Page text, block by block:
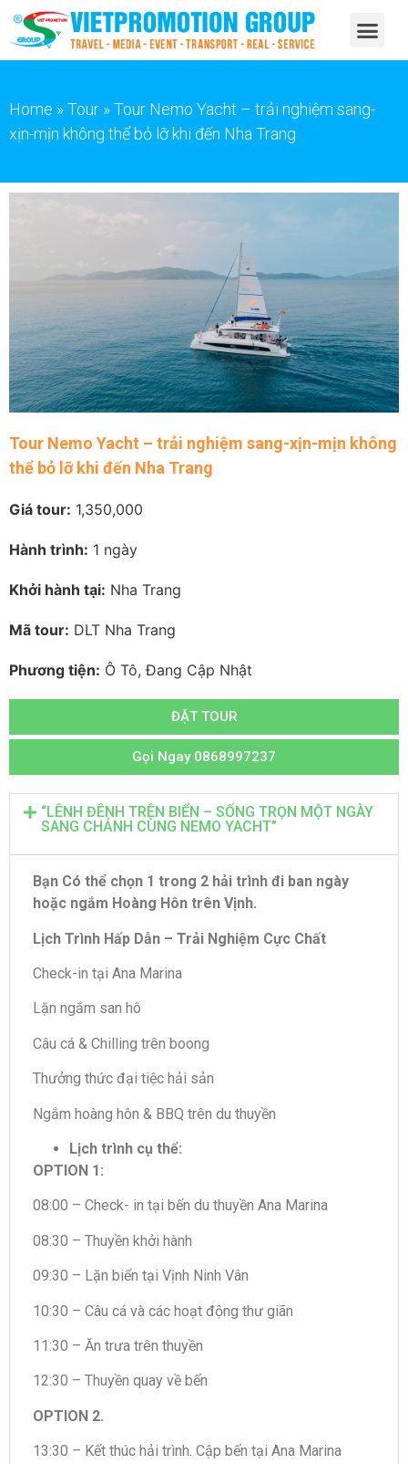
Home »Tour »Tour Nemo Yacht – trải nghiệm sang-
xịn-mịn không thể bỏ lỡ khi đến Nha Trang
Tour Nemo Yacht – trải nghiệm sang-xịn-mịn không
thể bỏ lỡ khi đến Nha Trang
Giá tour: 1,350,000
Hành trình: 1 ngày
Khởi hành tại: Nha Trang
Mã tour: DLT Nha Trang
Phương tiện: Ô Tô, Đang Cập Nhật
ĐẶT TOUR
Gọi Ngay 0868997237
“LÊNH ĐÊNH TRÊN BIỂN – SỐNG TRỌN MỘT NGÀY
SANG CHẢNH CÙNG NEMO YACHT”
Bạn Có thể chọn 1 trong 2 hải trình đi ban ngày
hoặc ngắm Hoàng Hôn trên Vịnh.
Lịch Trình Hấp Dẫn – Trải Nghiệm Cực Chất
Check-in tại Ana Marina
Lặn ngắm san hô
Câu cá & Chilling trên boong
Thưởng thức đại tiệc hải sản
Ngắm hoàng hôn & BBQ trên du thuyền
Lịch trình cụ thể:
OPTION 1:
08:00 – Check- in tại bến du thuyền Ana Marina
08:30 – Thuyền khởi hành
09:30 – Lặn biển tại Vịnh Ninh Vân
10:30 – Câu cá và các hoạt động thư giãn
11:30 – Ăn trưa trên thuyền
12:30 – Thuyền quay về bến
OPTION 2.
13:30 – Kết thúc hải trình. Cập bến tại Ana Marina